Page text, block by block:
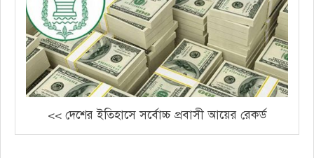
<< দেশের ইতিহাসে সর্বোচ্চ প্রবাসী আয়ের রেকর্ড